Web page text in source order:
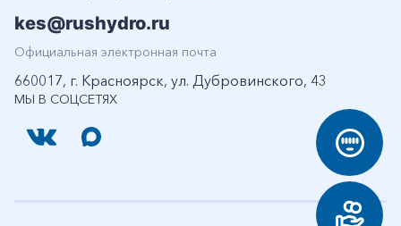
МЫ В СОЦСЕТЯХ
kes@rushydro.ru
Официальная электронная почта
660017, г. Красноярск, ул. Дубровинского, 43